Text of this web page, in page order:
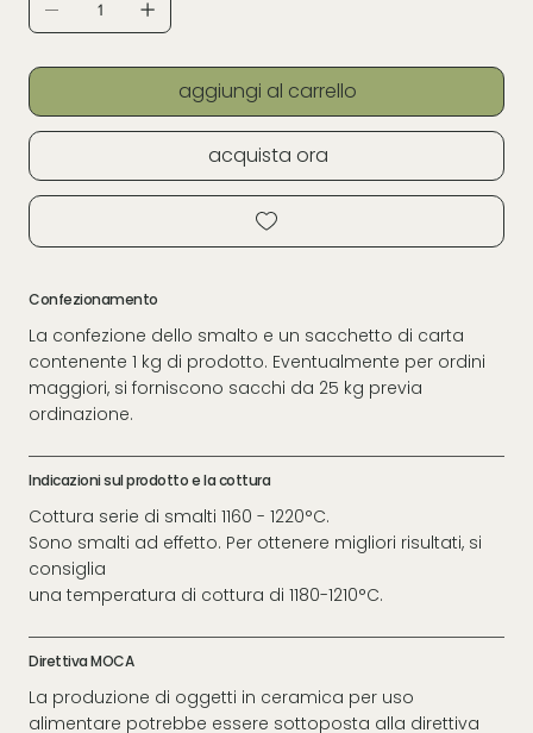
aggiungi al carrello
acquista ora
Confezionamento
La confezione dello smalto e un sacchetto di carta
contenente 1 kg di prodotto. Eventualmente per ordini
maggiori, si forniscono sacchi da 25 kg previa
ordinazione.
Indicazioni sul prodotto e la cottura
Cottura serie di smalti 1160 - 1220°C.
Sono smalti ad effetto. Per ottenere migliori risultati, si
consiglia
una temperatura di cottura di 1180-1210°C.
Direttiva MOCA
La produzione di oggetti in ceramica per uso
alimentare potrebbe essere sottoposta alla direttiva